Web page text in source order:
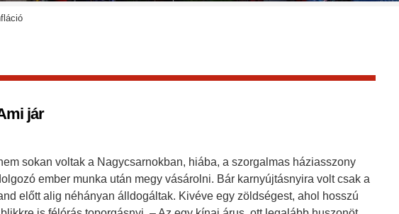
jár
sokan voltak a Nagycsarnokban, hiába, a szorgalmas háziasszony
ember munka után megy vásárolni. Bár karnyújtásnyira volt csak a
előtt alig néhányan álldogáltak. Kivéve egy zöldségest, ahol hosszú